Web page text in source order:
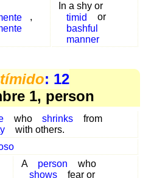
,
In a shy or
timid
or
bashful
manner
tímido: 12
1, person
who shrinks
from
with others.
A person
who
shows
fear or